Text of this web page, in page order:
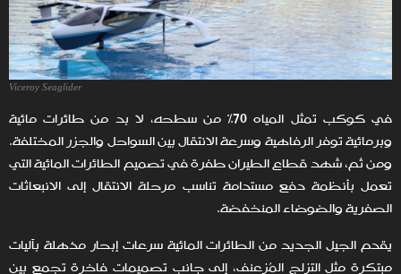
Viceroy Seaglider
في كوكب تمثل المياه 70% من سطحه، لا بد من طائرات مائية
وبرمائية توفر الرفاهية وسرعة الانتقال بين السواحل والجزر المختلفة.
ومن ثم، شهد قطاع الطيران طفرة في تصميم الطائرات المائية التي
تعمل بأنظمة دفع مستدامة تناسب مرحلة الانتقال إلى الانبعاثات
الصفرية والضوضاء المنخفضة.
يقدم الجيل الجديد من الطائرات المائية سرعات إبحار مذهلة بآليات
مبتكرة مثل التزلج المُزعنف، إلى جانب تصميمات فاخرة تجمع بين